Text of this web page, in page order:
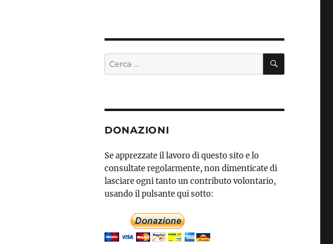
Cerca: CERCA
DONAZIONI
Se apprezzate il lavoro di questo sito e lo
consultate regolarmente, non dimenticate di
lasciare ogni tanto un contributo volontario,
usando il pulsante qui sotto: